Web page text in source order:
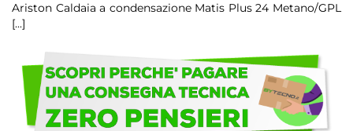
Ariston Caldaia a condensazione Matis Plus 24 Metano/GPL
[...]
Scegli
di
non
avere
problemi!